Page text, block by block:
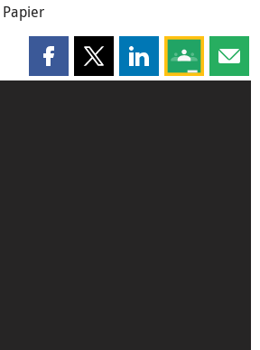
Papier
Partager cette page sur
Partager cette page sur X
Partager cette
Partagez